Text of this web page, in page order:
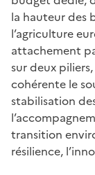
la hauteur des
l’agriculture
attachement
sur deux
cohérente le
stabilisation
transition
résilience,